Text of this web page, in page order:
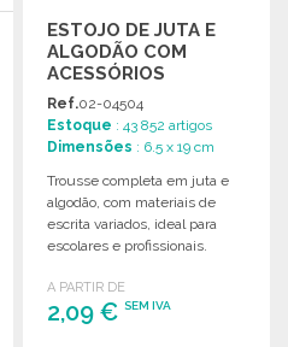
ESTOJO DE JUTA E
ALGODÃO COM
ACESSÓRIOS
Ref.02-04504
Estoque : 43 852 artigos
Dimensões : 6.5 x 19 cm
Trousse completa em juta e
algodão, com materiais de
escrita variados, ideal para
escolares e profissionais.
A PARTIR DE
2,09 €SEM IVA